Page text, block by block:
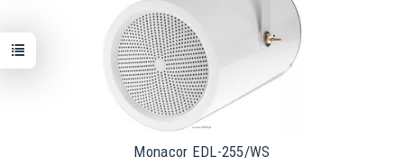
Monacor EDL-255/WS